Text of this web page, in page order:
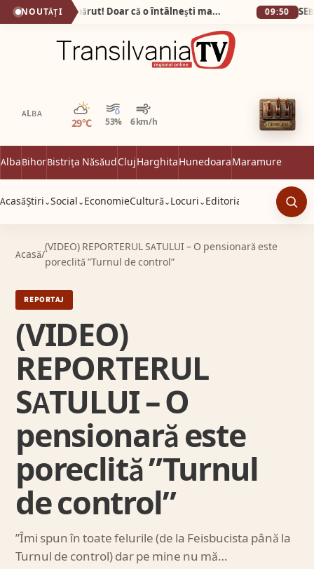
NOUTĂȚI Bunătatea n-a dispărut! Doar că o întâlnești mai rar… 09:50
ALBA
29°C 53% 6 km/h
Parțial noros
AlbaBihorBistrița NăsăudClujHarghitaHunedoaraMaramureș
AcasăȘtiri ⌄Social ⌄ EconomieCultură ⌄ Locuri ⌄ Editorial
Acasă/
(VIDEO) REPORTERUL SATULUI – O pensionară este
poreclită ”Turnul de control”
REPORTAJ
(VIDEO)
REPORTERUL
SATULUI – O
pensionară este
poreclită ”Turnul
de control”
”Îmi spun în toate felurile (de la Feisbucista până la
Turnul de control) dar pe mine nu mă…